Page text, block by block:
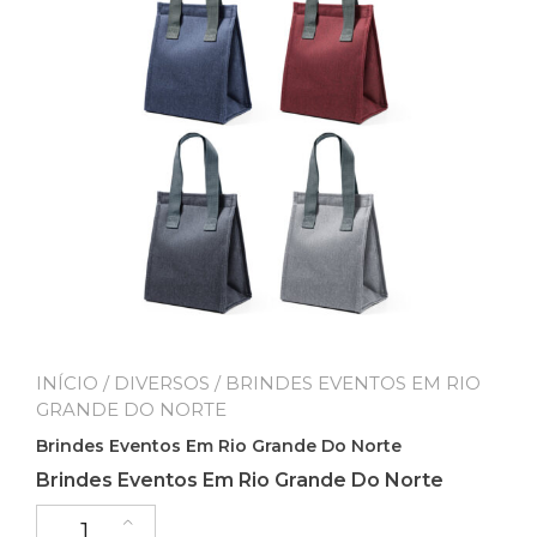
INÍCIO / DIVERSOS / BRINDES EVENTOS EM RIO
GRANDE DO NORTE
Brindes Eventos Em Rio Grande Do Norte
Brindes Eventos Em Rio Grande Do Norte